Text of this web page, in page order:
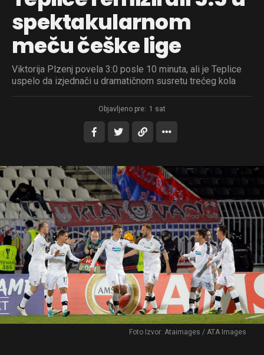
spektakularnom
meču češke lige
Viktorija Plzenj povela 3:0 posle 10 minuta, ali je Teplice
uspelo da izjednači u dramatičnom susretu trećeg kola
Objavljeno pre: 1 sat
Foto Izvor: Ataimages / ATA Images